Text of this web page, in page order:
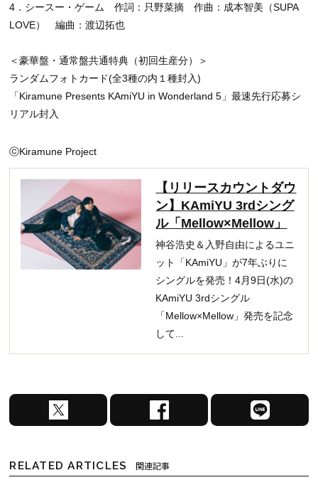
4．シースー・ゲーム 作詞：只野菜摘 作曲：成本智美（SUPA
LOVE） 編曲：渡辺拓也
＜豪華盤・通常盤共通特典（初回生産分）＞
ランダムフォトカード(全3種の内１種封入)
「Kiramune Presents KAmiYU in Wonderland 5」最速先行応募シ
リアル封入
ⓒKiramune Project
【リリースカウントダウ
ン】KAmiYU 3rdシング
ル「Mellow×Mellow」
神谷浩史＆入野自由によるユニ
ット「KAmiYU」が7年ぶりに
シングルを発売！4月9日(水)の
KAmiYU 3rdシングル
「Mellow×Mellow」発売を記念
して...
X
で
ア
F
a
b
L
I
で
RELATED ARTICLES 関連記事